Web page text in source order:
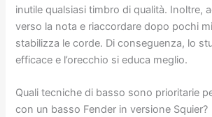
inutile qualsiasi timbro di qualità. Inoltre,
verso la nota e riaccordare dopo pochi
stabilizza le corde. Di conseguenza, lo
efficace e l’orecchio si educa meglio.
Quali tecniche di basso sono prioritarie
con un basso Fender in versione Squier?